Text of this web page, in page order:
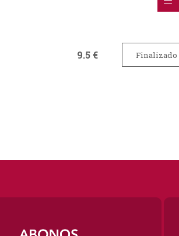
9.5 € Finalizado